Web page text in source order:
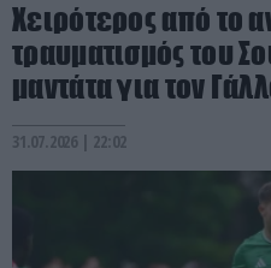
Χειρότερος από το
τραυματισμός του
μαντάτα για τον
31.07.2026 | 22:02